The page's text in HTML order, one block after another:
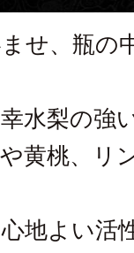
せ、瓶の
水梨の強
黄桃、リ
地よい活